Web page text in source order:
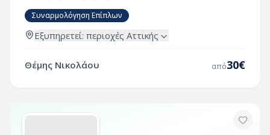
Συναρμολόγηση Επίπλων
Εξυπηρετεί: περιοχές Αττικής
Θέμης Νικολάου από30€